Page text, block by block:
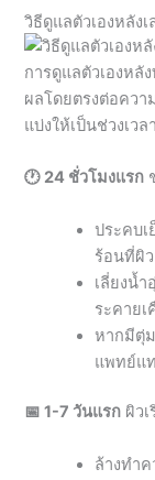
ผลโดยตรงต่อควา
แบ่งให้เป็นช่วงเว
🕐 24 ชั่วโมงแรก
ร้อนที่ผิว
ระคาย
หากมีตุ่ม
แพทย์แ
📅 1-7 วันแรกผิวเ
ทายาฆ่
ตามธร